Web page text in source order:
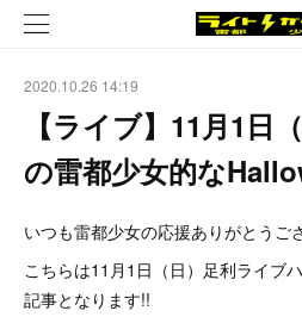
2020.10.26 14:19
【ライブ】11月1日
の雷都少女的な
いつも雷都少女の応援ありがとうご
こちらは11月1日（日）足利ライブ
記事となります!!